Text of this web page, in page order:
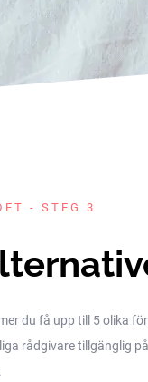
- STEG 3
du få upp till 5 olika
rådgivare tillgänglig på